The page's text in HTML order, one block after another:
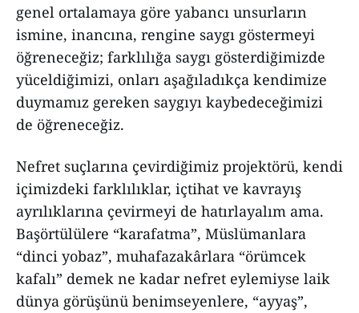
genel ortalamaya göre yabancı unsurların
ismine, inancına, rengine saygı göstermeyi
öğreneceğiz; farklılığa saygı gösterdiğimizde
yüceldiğimizi, onları aşağıladıkça kendimize
duymamız gereken saygıyı kaybedeceğimizi
de öğreneceğiz.
Nefret suçlarına çevirdiğimiz projektörü, kendi
içimizdeki farklılıklar, içtihat ve kavrayış
ayrılıklarına çevirmeyi de hatırlayalım ama.
Başörtülülere “karafatma”, Müslümanlara
“dinci yobaz”, muhafazakârlara “örümcek
kafalı” demek ne kadar nefret eylemiyse laik
dünya görüşünü benimseyenlere, “ayyaş”,